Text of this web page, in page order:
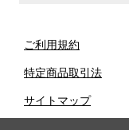
ご利用規約
特定商品取引法
サイトマップ